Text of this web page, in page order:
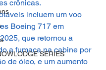
SERIES
crônicas.
incluem um voo
Boeing 717 em
que retornou a
a fumaça na cabine por
de óleo, e um aumento